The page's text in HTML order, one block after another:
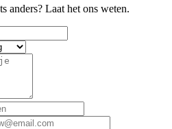
anders? Laat het ons weten.